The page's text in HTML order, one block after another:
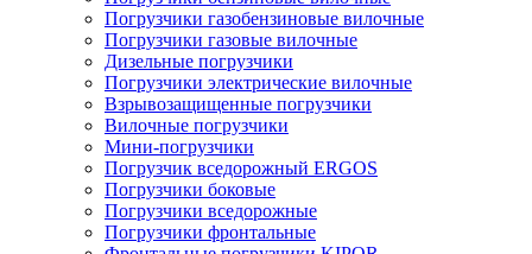
Погрузчики газобензиновые вилочные
Погрузчики газовые вилочные
Дизельные погрузчики
Погрузчики электрические вилочные
Взрывозащищенные погрузчики
Вилочные погрузчики
Мини-погрузчики
Погрузчик вседорожный ERGOS
Погрузчики боковые
Погрузчики вседорожные
Погрузчики фронтальные